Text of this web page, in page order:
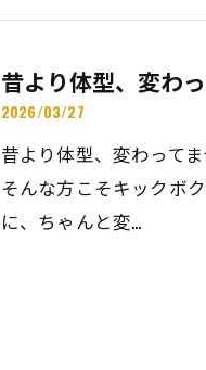
昔より体型、変わ
2026/03/27
昔より体型、変わって
そんな方こそキックボ
に、ちゃんと変…